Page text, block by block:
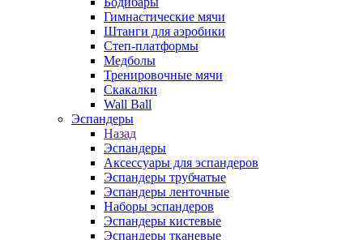
Гимнастические мячи
Штанги для аэробики
Степ-платформы
Медболы
Тренировочные мячи
Скакалки
Wall Ball
Эспандеры
Назад
Эспандеры
Аксессуары для эспандеров
Эспандеры трубчатые
Эспандеры ленточные
Наборы эспандеров
Эспандеры кистевые
Эспандеры тканевые